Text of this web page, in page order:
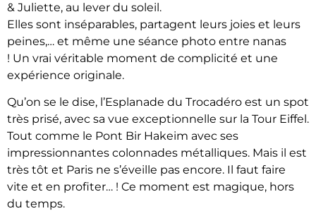
& Juliette, au lever du soleil.
Elles sont inséparables, partagent leurs joies et leurs
peines,… et même une séance photo entre nanas
! Un vrai véritable moment de complicité et une
expérience originale.
Qu’on se le dise, l’Esplanade du Trocadéro est un spot
très prisé, avec sa vue exceptionnelle sur la Tour Eiffel.
Tout comme le Pont Bir Hakeim avec ses
impressionnantes colonnades métalliques. Mais il est
très tôt et Paris ne s’éveille pas encore. Il faut faire
vite et en profiter… ! Ce moment est magique, hors
du temps.